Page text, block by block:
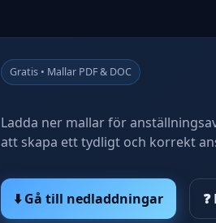
Gratis • Mallar PDF & DOC
Ladda ner mallar för
att skapa ett tydligt och korrekt
⬇️ Gå till nedladdningar